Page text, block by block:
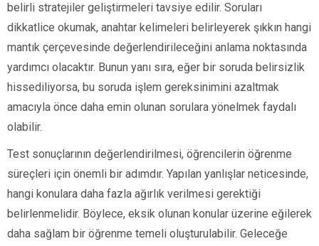
belirli stratejiler geliştirmeleri tavsiye edilir. Soruları
dikkatlice okumak, anahtar kelimeleri belirleyerek şıkkın hangi
mantık çerçevesinde değerlendirileceğini anlama noktasında
yardımcı olacaktır. Bunun yanı sıra, eğer bir soruda belirsizlik
hissediliyorsa, bu soruda işlem gereksinimini azaltmak
amacıyla önce daha emin olunan sorulara yönelmek faydalı
olabilir.
Test sonuçlarının değerlendirilmesi, öğrencilerin öğrenme
süreçleri için önemli bir adımdır. Yapılan yanlışlar neticesinde,
hangi konulara daha fazla ağırlık verilmesi gerektiği
belirlenmelidir. Böylece, eksik olunan konular üzerine eğilerek
daha sağlam bir öğrenme temeli oluşturulabilir. Geleceğe